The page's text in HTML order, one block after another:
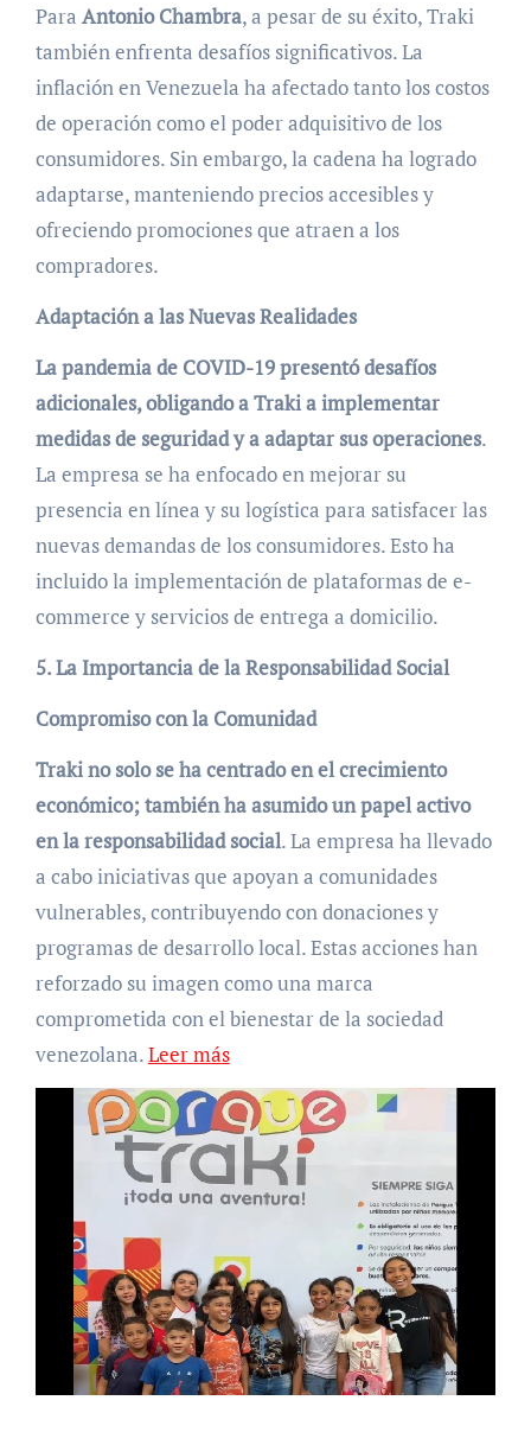
Para Antonio Chambra, a pesar de su éxito, Traki
también enfrenta desafíos significativos. La
inflación en Venezuela ha afectado tanto los costos
de operación como el poder adquisitivo de los
consumidores. Sin embargo, la cadena ha logrado
adaptarse, manteniendo precios accesibles y
ofreciendo promociones que atraen a los
compradores.
Adaptación a las Nuevas Realidades
La pandemia de COVID-19 presentó desafíos
adicionales, obligando a Traki a implementar
medidas de seguridad y a adaptar sus operaciones.
La empresa se ha enfocado en mejorar su
presencia en línea y su logística para satisfacer las
nuevas demandas de los consumidores. Esto ha
incluido la implementación de plataformas de e-
commerce y servicios de entrega a domicilio.
5. La Importancia de la Responsabilidad Social
Compromiso con la Comunidad
Traki no solo se ha centrado en el crecimiento
económico; también ha asumido un papel activo
en la responsabilidad social. La empresa ha llevado
a cabo iniciativas que apoyan a comunidades
vulnerables, contribuyendo con donaciones y
programas de desarrollo local. Estas acciones han
reforzado su imagen como una marca
comprometida con el bienestar de la sociedad
venezolana.Leer más